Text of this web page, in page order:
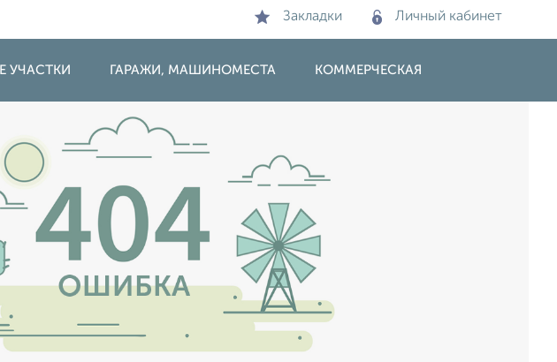
Закладки Личный кабинет
УЧАСТКИ ГАРАЖИ, МАШИНОМЕСТА КОММЕРЧЕСКАЯ